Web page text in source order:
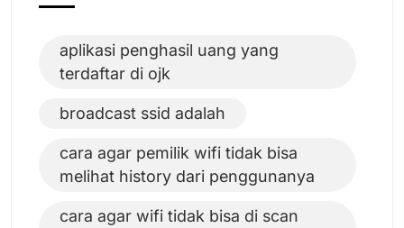
aplikasi penghasil uang yang
terdaftar di ojk
broadcast ssid adalah
cara agar pemilik wifi tidak bisa
melihat history dari penggunanya
cara agar wifi tidak bisa di scan